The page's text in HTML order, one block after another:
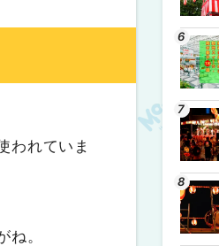
われていま
。